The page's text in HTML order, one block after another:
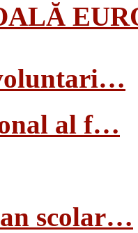
al f…
scolar…